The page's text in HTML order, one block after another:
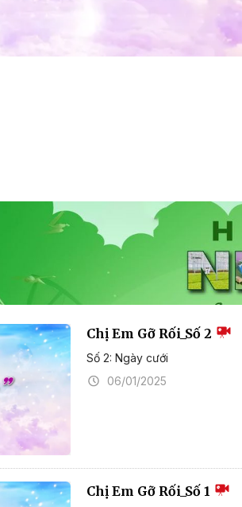
Chị Em Gỡ Rối_Số 2
Số 2: Ngày cưới
06/01/2025
Chị Em Gỡ Rối_Số 1